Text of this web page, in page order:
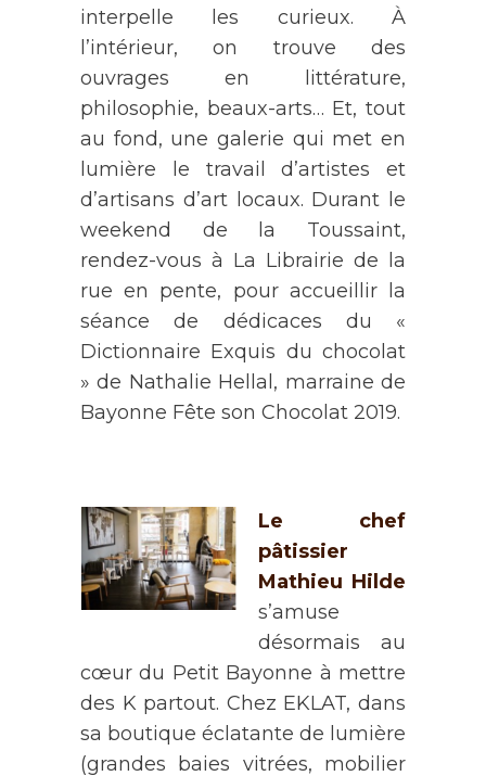
interpelle les curieux. À
l’intérieur, on trouve des
ouvrages en littérature,
philosophie, beaux-arts… Et, tout
au fond, une galerie qui met en
lumière le travail d’artistes et
d’artisans d’art locaux. Durant le
weekend de la Toussaint,
rendez-vous à La Librairie de la
rue en pente, pour accueillir la
séance de dédicaces du «
Dictionnaire Exquis du chocolat
» de Nathalie Hellal, marraine de
Bayonne Fête son Chocolat 2019.
Le chef
pâtissier
Mathieu Hilde
s’amuse
désormais au
cœur du Petit Bayonne à mettre
des K partout. Chez EKLAT, dans
sa boutique éclatante de lumière
(grandes baies vitrées, mobilier